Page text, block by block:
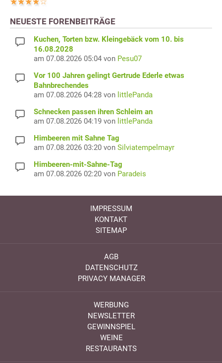
NEUESTE FORENBEITRÄGE
Kuchen, Torten bzw. Kleingebäck vom 10. bis
16.08.2028
am 07.08.2026 05:04 von Pesu07
Vor 100 Jahren gelingt Gertrude Ederle etwas
Bahnbrechendes
am 07.08.2026 04:28 von littlePanda
Schnecken passen ihren Schleim an
am 07.08.2026 04:19 von littlePanda
Himbeeren mit Sahne Tag
am 07.08.2026 03:20 von Silviatempelmayr
Himbeeren-mit-Sahne-Tag
am 07.08.2026 02:20 von Paradeis
IMPRESSUM
KONTAKT
SITEMAP
AGB
DATENSCHUTZ
PRIVACY MANAGER
WERBUNG
NEWSLETTER
GEWINNSPIEL
WEINE
RESTAURANTS